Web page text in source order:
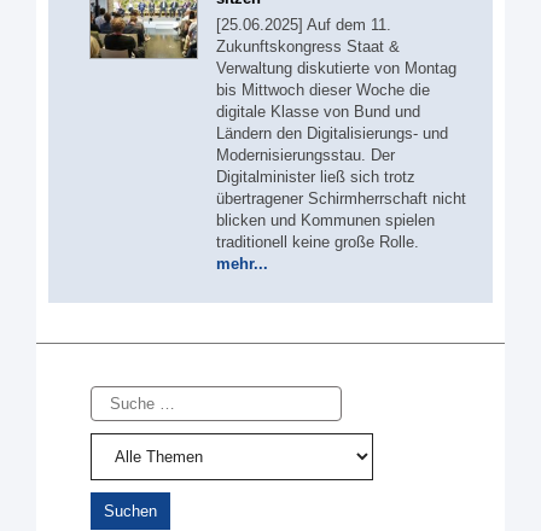
[25.06.2025] Auf dem 11.
Zukunftskongress Staat &
Verwaltung diskutierte von Montag
bis Mittwoch dieser Woche die
digitale Klasse von Bund und
Ländern den Digitalisierungs- und
Modernisierungsstau. Der
Digitalminister ließ sich trotz
übertragener Schirmherrschaft nicht
blicken und Kommunen spielen
traditionell keine große Rolle.
mehr...
Suche